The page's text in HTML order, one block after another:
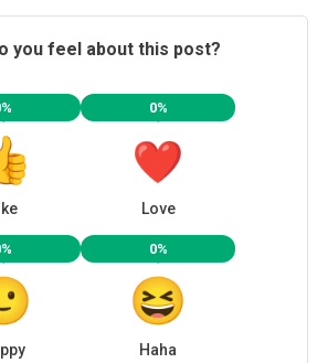
you feel about this post?
0%
Love
0%
Haha